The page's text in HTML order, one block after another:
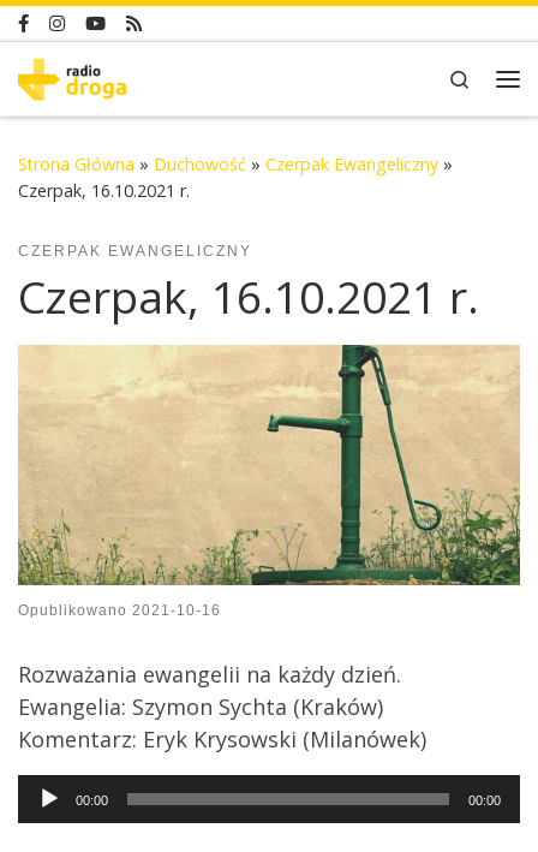
Skip to content
Search
Strona Główna » Duchowość » Czerpak Ewangeliczny »
Czerpak, 16.10.2021 r.
CZERPAK EWANGELICZNY
Czerpak, 16.10.2021 r.
Opublikowano 2021-10-16
Rozważania ewangelii na każdy dzień.
Ewangelia: Szymon Sychta (Kraków)
Komentarz: Eryk Krysowski (Milanówek)
Audio
Player
00:00 00:00